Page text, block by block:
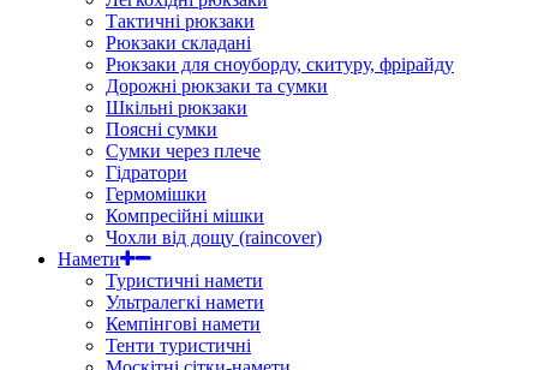
Тактичні рюкзаки
Рюкзаки складані
Рюкзаки для сноуборду, скитуру, фрірайду
Дорожні рюкзаки та сумки
Шкільні рюкзаки
Поясні сумки
Сумки через плече
Гідратори
Гермомішки
Компресійні мішки
Чохли від дощу (raincover)
Намети
Туристичні намети
Ультралегкі намети
Кемпінгові намети
Тенти туристичні